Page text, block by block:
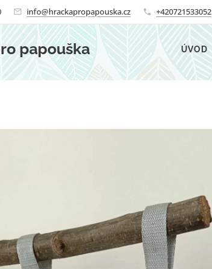
info@hrackapropapouska.cz +420721533052
papouška ÚVOD